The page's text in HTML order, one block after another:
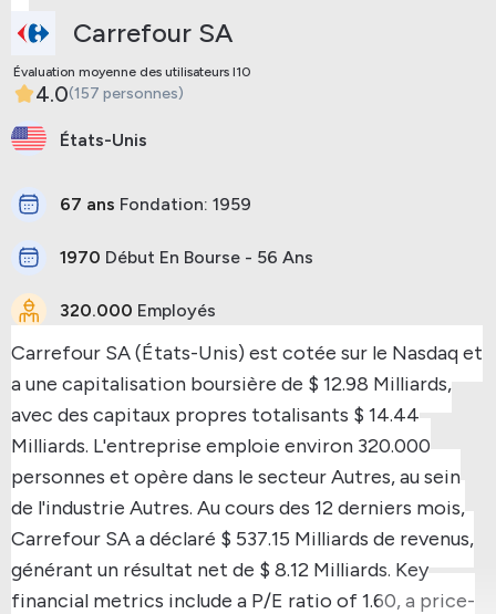
Carrefour SA
Évaluation moyenne des utilisateurs I10
4.0(157 personnes)
États-Unis
67 ans Fondation: 1959
1970 Début En Bourse - 56 Ans
320.000 Employés
Carrefour SA (États-Unis) est cotée sur le Nasdaq et
a une capitalisation boursière de $ 12.98 Milliards,
avec des capitaux propres totalisants $ 14.44
Milliards. L'entreprise emploie environ 320.000
personnes et opère dans le secteur Autres, au sein
de l'industrie Autres. Au cours des 12 derniers mois,
Carrefour SA a déclaré $ 537.15 Milliards de revenus,
générant un résultat net de $ 8.12 Milliards. Key
financial metrics include a P/E ratio of 1.60, a price-